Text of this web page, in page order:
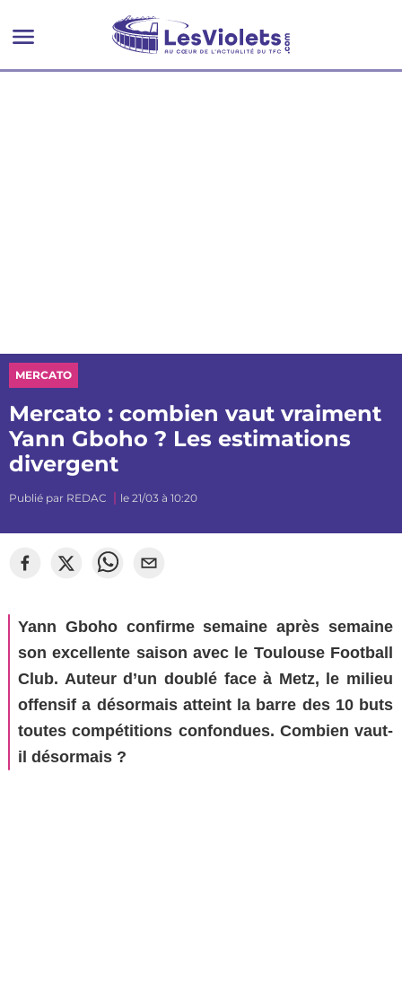
MERCATO
Mercato : combien vaut vraiment
Yann Gboho ? Les estimations
divergent
Publié par REDAC le 21/03 à 10:20
Yann Gboho confirme semaine après semaine
son excellente saison avec le Toulouse Football
Club. Auteur d’un doublé face à Metz, le milieu
offensif a désormais atteint la barre des 10 buts
toutes compétitions confondues. Combien vaut-
il désormais ?